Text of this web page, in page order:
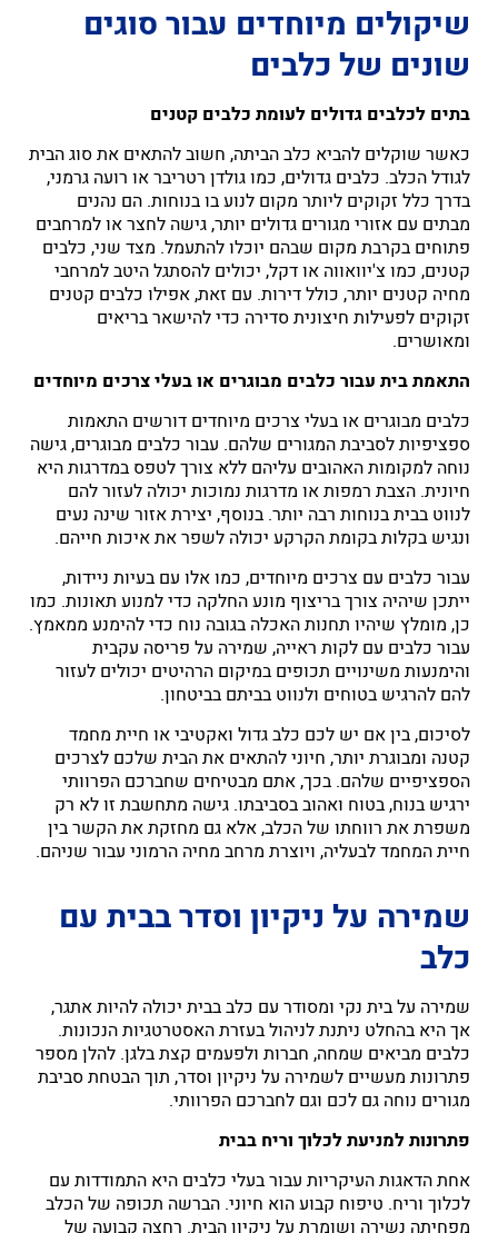
שיקולים מיוחדים עבור סוגים
שונים של כלבים
בתים לכלבים גדולים לעומת כלבים קטנים
כאשר שוקלים להביא כלב הביתה, חשוב להתאים את סוג הבית
לגודל הכלב. כלבים גדולים, כמו גולדן רטריבר או רועה גרמני,
בדרך כלל זקוקים ליותר מקום לנוע בו בנוחות. הם נהנים
מבתים עם אזורי מגורים גדולים יותר, גישה לחצר או למרחבים
פתוחים בקרבת מקום שבהם יוכלו להתעמל. מצד שני, כלבים
קטנים, כמו צ'יוואווה או דקל, יכולים להסתגל היטב למרחבי
מחיה קטנים יותר, כולל דירות. עם זאת, אפילו כלבים קטנים
זקוקים לפעילות חיצונית סדירה כדי להישאר בריאים
ומאושרים.
התאמת בית עבור כלבים מבוגרים או בעלי צרכים מיוחדים
כלבים מבוגרים או בעלי צרכים מיוחדים דורשים התאמות
ספציפיות לסביבת המגורים שלהם. עבור כלבים מבוגרים, גישה
נוחה למקומות האהובים עליהם ללא צורך לטפס במדרגות היא
חיונית. הצבת רמפות או מדרגות נמוכות יכולה לעזור להם
לנווט בבית בנוחות רבה יותר. בנוסף, יצירת אזור שינה נעים
ונגיש בקלות בקומת הקרקע יכולה לשפר את איכות חייהם.
עבור כלבים עם צרכים מיוחדים, כמו אלו עם בעיות ניידות,
ייתכן שיהיה צורך בריצוף מונע החלקה כדי למנוע תאונות. כמו
כן, מומלץ שיהיו תחנות האכלה בגובה נוח כדי להימנע ממאמץ.
עבור כלבים עם לקות ראייה, שמירה על פריסה עקבית
והימנעות משינויים תכופים במיקום הרהיטים יכולים לעזור
להם להרגיש בטוחים ולנווט בביתם בביטחון.
לסיכום, בין אם יש לכם כלב גדול ואקטיבי או חיית מחמד
קטנה ומבוגרת יותר, חיוני להתאים את הבית שלכם לצרכים
הספציפיים שלהם. בכך, אתם מבטיחים שחברכם הפרוותי
ירגיש בנוח, בטוח ואהוב בסביבתו. גישה מתחשבת זו לא רק
משפרת את רווחתו של הכלב, אלא גם מחזקת את הקשר בין
חיית המחמד לבעליה, ויוצרת מרחב מחיה הרמוני עבור שניהם.
שמירה על ניקיון וסדר בבית עם
כלב
שמירה על בית נקי ומסודר עם כלב בבית יכולה להיות אתגר,
אך היא בהחלט ניתנת לניהול בעזרת האסטרטגיות הנכונות.
כלבים מביאים שמחה, חברות ולפעמים קצת בלגן. להלן מספר
פתרונות מעשיים לשמירה על ניקיון וסדר, תוך הבטחת סביבת
מגורים נוחה גם לכם וגם לחברכם הפרוותי.
פתרונות למניעת לכלוך וריח בבית
אחת הדאגות העיקריות עבור בעלי כלבים היא התמודדות עם
לכלוך וריח. טיפוח קבוע הוא חיוני. הברשה תכופה של הכלב
מפחיתה נשירה ושומרת על ניקיון הבית. רחצה קבועה של